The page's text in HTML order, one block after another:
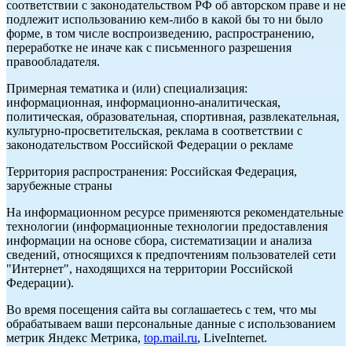
соответствии с законодательством РФ об авторском праве и не
подлежит использованию кем-либо в какой бы то ни было
форме, в том числе воспроизведению, распространению,
переработке не иначе как с письменного разрешения
правообладателя.
Примерная тематика и (или) специализация:
информационная, информационно-аналитическая,
политическая, образовательная, спортивная, развлекательная,
культурно-просветительская, реклама в соответствии с
законодательством Российской Федерации о рекламе
Территория распространения: Российская Федерация,
зарубежные страны
На информационном ресурсе применяются рекомендательные
технологии (информационные технологии предоставления
информации на основе сбора, систематизации и анализа
сведений, относящихся к предпочтениям пользователей сети
"Интернет", находящихся на территории Российской
Федерации).
Во время посещения сайта вы соглашаетесь с тем, что мы
обрабатываем ваши персональные данные с использованием
метрик Яндекс Метрика, top.mail.ru, LiveInternet.